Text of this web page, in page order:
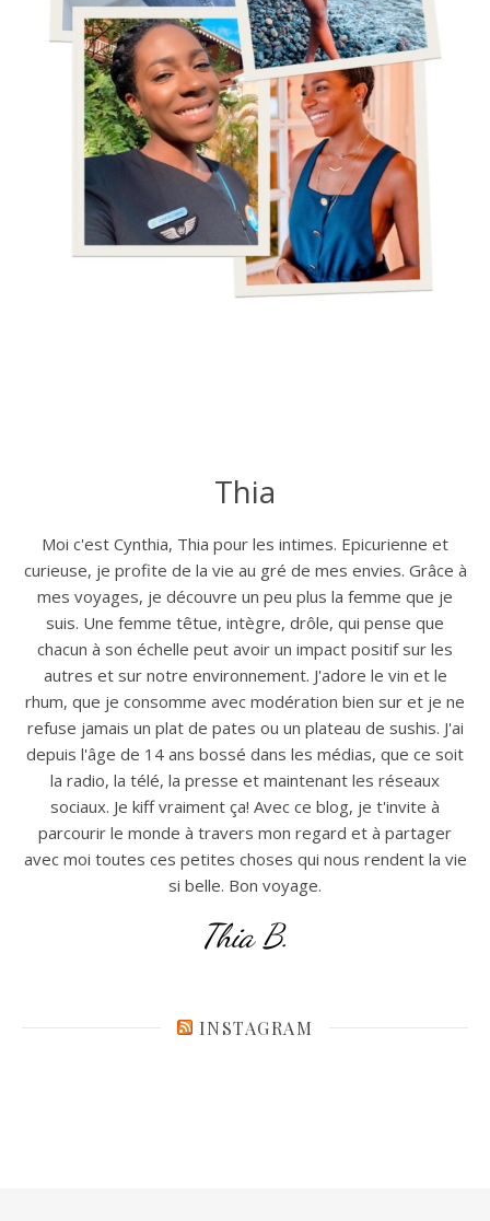
Thia
Moi c'est Cynthia, Thia pour les intimes. Epicurienne et
curieuse, je profite de la vie au gré de mes envies. Grâce à
mes voyages, je découvre un peu plus la femme que je
suis. Une femme têtue, intègre, drôle, qui pense que
chacun à son échelle peut avoir un impact positif sur les
autres et sur notre environnement. J'adore le vin et le
rhum, que je consomme avec modération bien sur et je ne
refuse jamais un plat de pates ou un plateau de sushis. J'ai
depuis l'âge de 14 ans bossé dans les médias, que ce soit
la radio, la télé, la presse et maintenant les réseaux
sociaux. Je kiff vraiment ça! Avec ce blog, je t'invite à
parcourir le monde à travers mon regard et à partager
avec moi toutes ces petites choses qui nous rendent la vie
si belle. Bon voyage.
Thia B.
INSTAGRAM